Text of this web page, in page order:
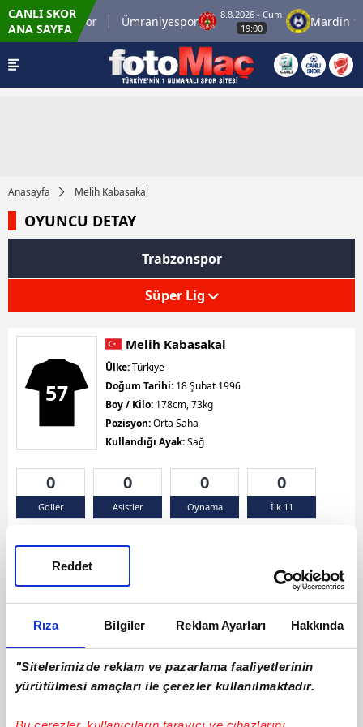
Rıza Bilgiler Reklam Ayarları Hakkında
"Sitelerimizde reklam ve pazarlama faaliyetlerinin
yürütülmesi amaçları ile çerezler kullanılmaktadır.
Reddet
CANLI SKOR
ANA SAYFA
İstanbulspor Ümraniyespor
8.8.2026 - Cum
19:00
Mardin
Anasayfa Melih Kabasakal
OYUNCU DETAY
Trabzonspor
Süper Lig
57
Melih Kabasakal
Ülke:Türkiye
Doğum Tarihi: 18 Şubat 1996
Boy / Kilo: 178cm, 73kg
Pozisyon:Orta Saha
Kullandığı Ayak:Sağ
0
Goller
0
Asistler
0
Oynama
0
İlk 11